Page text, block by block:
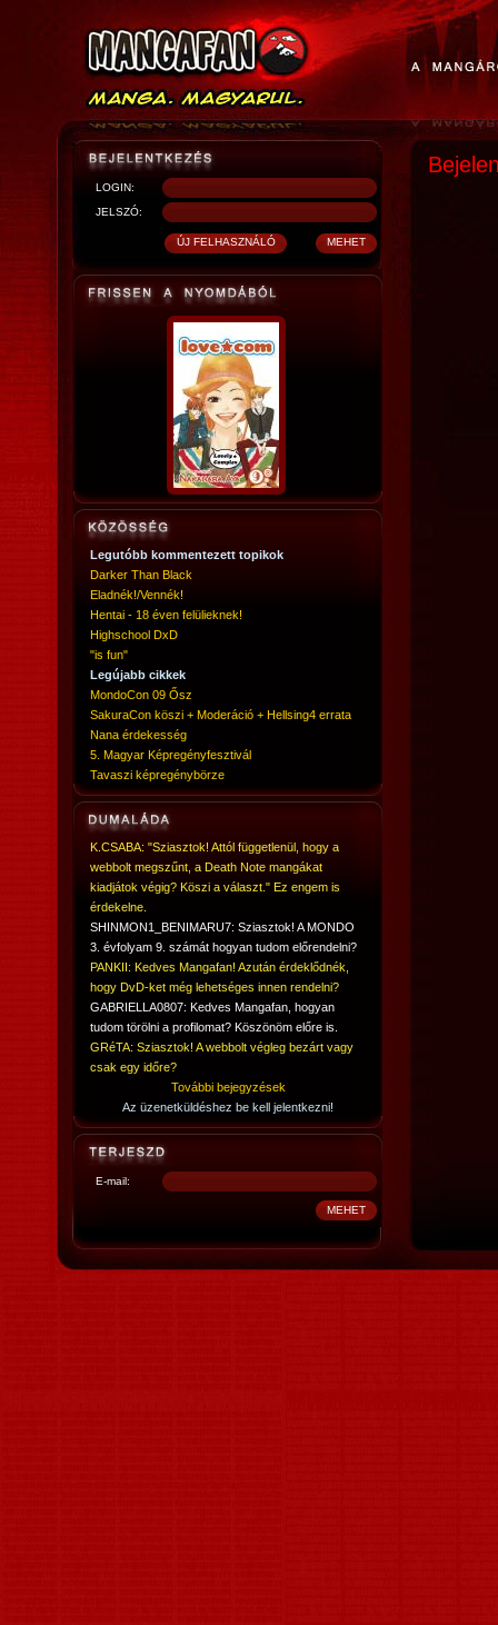
LOGIN:
JELSZÓ:
Legutóbb kommentezett topikok
Darker Than Black
Eladnék!/Vennék!
Hentai - 18 éven felülieknek!
Highschool DxD
"is fun"
Legújabb cikkek
MondoCon 09 Ősz
SakuraCon köszi + Moderáció + Hellsing4 errata
Nana érdekesség
5. Magyar Képregényfesztivál
Tavaszi képregénybörze
K.CSABA: "Sziasztok! Attól függetlenül, hogy a
webbolt megszűnt, a Death Note mangákat
kiadjátok végig? Köszi a választ." Ez engem is
érdekelne.
SHINMON1_BENIMARU7: Sziasztok! A MONDO
3. évfolyam 9. számát hogyan tudom előrendelni?
PANKII: Kedves Mangafan! Azután érdeklődnék,
hogy DvD-ket még lehetséges innen rendelni?
GABRIELLA0807: Kedves Mangafan, hogyan
tudom törölni a profilomat? Köszönöm előre is.
GRéTA: Sziasztok! A webbolt végleg bezárt vagy
csak egy időre?
További bejegyzések
Az üzenetküldéshez be kell jelentkezni!
E-mail: